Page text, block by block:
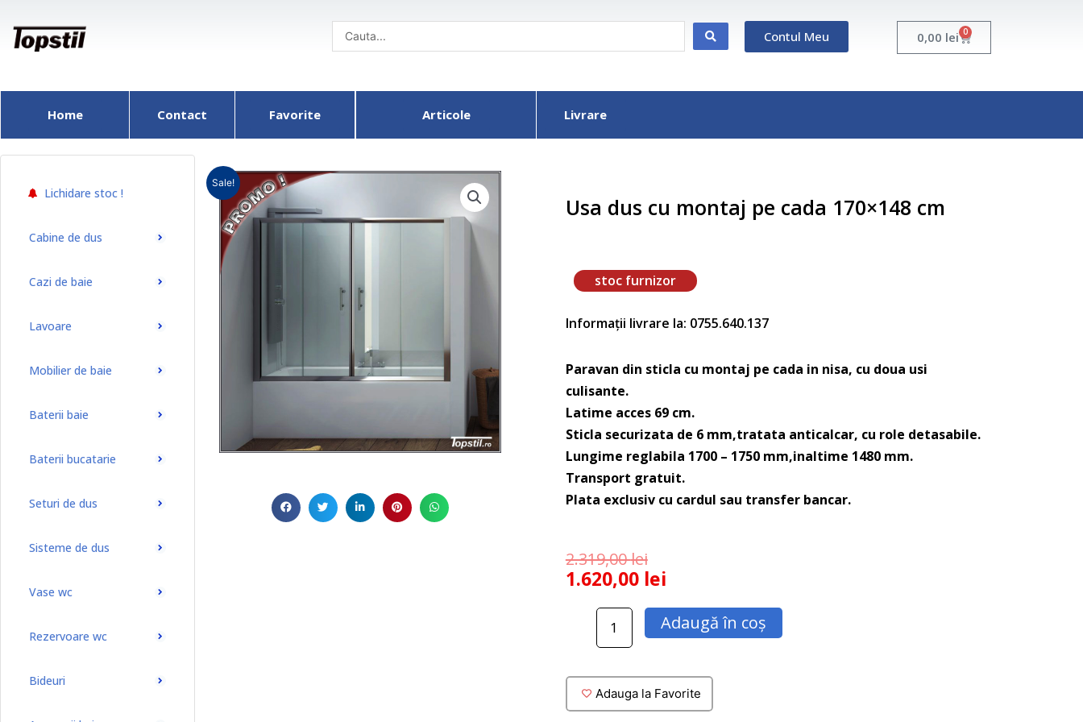
content
Contul Meu 0,00 lei 0 Cart
Home Contact Favorite Articole Livrare
Lichidare stoc !
Cabine de dus
Cazi de baie
Lavoare
Mobilier de baie
Baterii baie
Baterii bucatarie
Seturi de dus
Sisteme de dus
Vase wc
Rezervoare wc
Bideuri
Sale!
Usa dus cu montaj pe cada 170×148 cm
stoc furnizor
Informații livrare la: 0755.640.137
Paravan din sticla cu montaj pe cada in nisa, cu doua usi
culisante.
Latime acces 69 cm.
Sticla securizata de 6 mm,tratata anticalcar, cu role detasabile.
Lungime reglabila 1700 – 1750 mm,inaltime 1480 mm.
Transport gratuit.
Plata exclusiv cu cardul sau transfer bancar.
2.319,00lei
1.620,00 lei
Cantitate
cu
montaj
pe
Adaugă în coș
Adauga la Favorite